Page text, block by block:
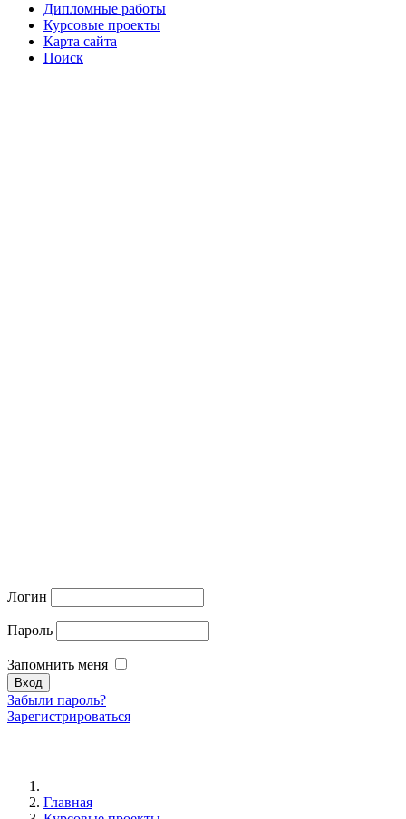
Дипломные работы
Курсовые проекты
Карта сайта
Поиск
Логин
Пароль
Запомнить меня
Забыли пароль?
Зарегистрироваться
Главная